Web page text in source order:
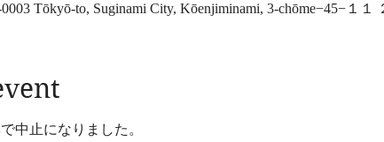
Tōkyō-to, Suginami City, Kōenjiminami, 3-chōme−45−１１
中止になりました。